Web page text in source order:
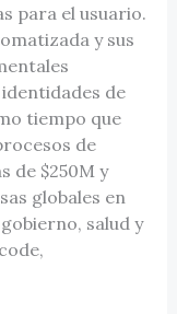
para el usuario.
y sus
de
tiempo que
de
de $250M y
globales en
salud y